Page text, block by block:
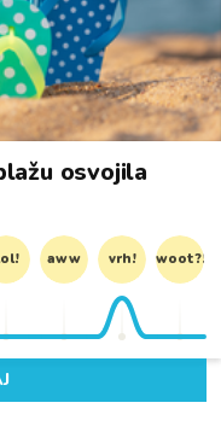
osvojila
aww vrh! woot?!